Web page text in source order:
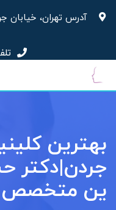
بهترین
جردن|دکتر
ین